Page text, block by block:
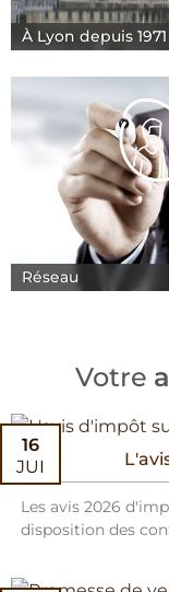
À Lyon depuis 1971
Réseau
Votre
16
JUI
Les avis 2026
disposition des